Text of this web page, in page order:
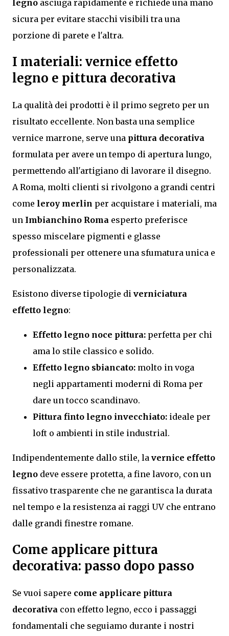
legno asciuga rapidamente e richiede una mano
sicura per evitare stacchi visibili tra una
porzione di parete e l'altra.
I materiali: vernice effetto
legno e pittura decorativa
La qualità dei prodotti è il primo segreto per un
risultato eccellente. Non basta una semplice
vernice marrone, serve una pittura decorativa
formulata per avere un tempo di apertura lungo,
permettendo all'artigiano di lavorare il disegno.
A Roma, molti clienti si rivolgono a grandi centri
come leroy merlin per acquistare i materiali, ma
un Imbianchino Roma esperto preferisce
spesso miscelare pigmenti e glasse
professionali per ottenere una sfumatura unica e
personalizzata.
Esistono diverse tipologie di verniciatura
effetto legno:
Effetto legno noce pittura: perfetta per chi
ama lo stile classico e solido.
Effetto legno sbiancato: molto in voga
negli appartamenti moderni di Roma per
dare un tocco scandinavo.
Pittura finto legno invecchiato: ideale per
loft o ambienti in stile industrial.
Indipendentemente dallo stile, la vernice effetto
legno deve essere protetta, a fine lavoro, con un
fissativo trasparente che ne garantisca la durata
nel tempo e la resistenza ai raggi UV che entrano
dalle grandi finestre romane.
Come applicare pittura
decorativa: passo dopo passo
Se vuoi sapere come applicare pittura
decorativa con effetto legno, ecco i passaggi
fondamentali che seguiamo durante i nostri